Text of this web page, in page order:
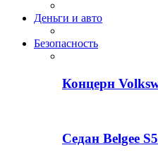
Деньги и авто
Безопасность
Концерн
Седан Belgee